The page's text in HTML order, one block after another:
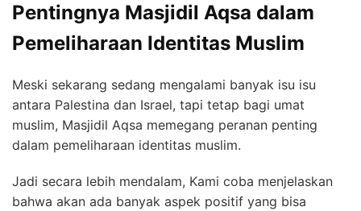
Pentingnya Masjidil Aqsa dalam
Pemeliharaan Identitas Muslim
Meski sekarang sedang mengalami banyak isu isu
antara Palestina dan Israel, tapi tetap bagi umat
muslim, Masjidil Aqsa memegang peranan penting
dalam pemeliharaan identitas muslim.
Jadi secara lebih mendalam, Kami coba menjelaskan
bahwa akan ada banyak aspek positif yang bisa